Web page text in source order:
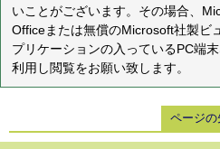
いことがございます。その場合、
Officeまたは無償のMicrosoft社製ビ
プリケーションの入っているPC端
利用し閲覧をお願い致します。
ページの